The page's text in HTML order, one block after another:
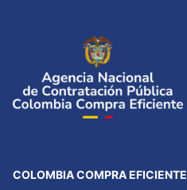
COLOMBIA COMPRA EFICIENTE